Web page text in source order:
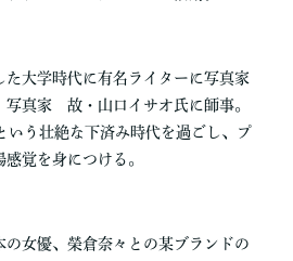
た大学時代に有名ライターに写真家
写真家 故・山口イサオ氏に師事。
いう壮絶な下済み時代を過ごし、プ
覚を身につける。
の女優、榮倉奈々との某ブランドの